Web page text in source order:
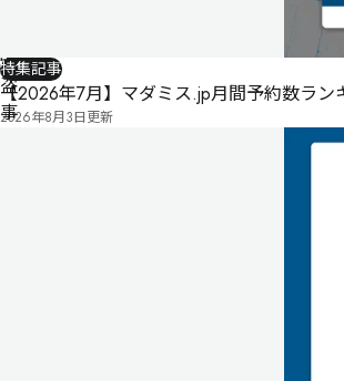
強
盗
事
特集記事
【2026年7月】マダミス.jp月間予約数ラン
2026年8月3日更新